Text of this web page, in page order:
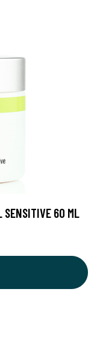
SENSITIVE 60 ML